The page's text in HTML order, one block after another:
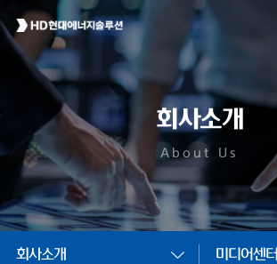
회사소개
About Us
회사소개 미디어센터